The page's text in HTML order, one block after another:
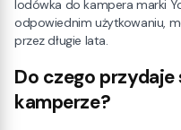
lodówka do kampera marki
odpowiednim użytkowaniu,
przez długie lata.
Do czego
kamperze?